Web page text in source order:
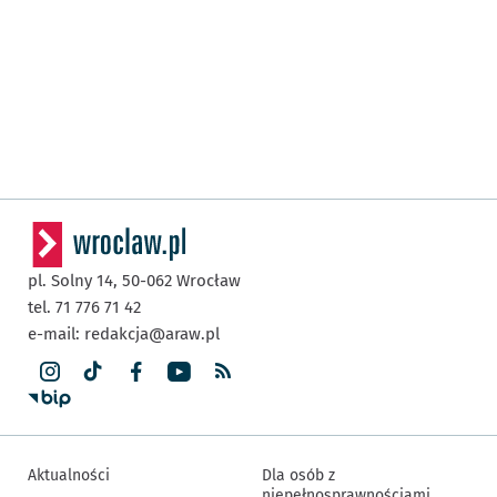
pl. Solny 14, 50-062 Wrocław
tel. 71 776 71 42
e-mail: redakcja@araw.pl
Aktualności
Dla osób z